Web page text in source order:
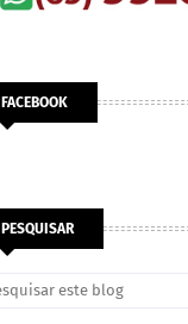
FACEBOOK
PESQUISAR